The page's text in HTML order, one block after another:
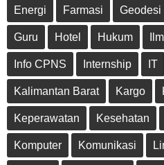
Energi Farmasi Geodesi
Guru Hotel Hukum
Info CPNS Internship IT
Kalimantan Barat Kargo
Keperawatan Kesehatan
Komputer Komunikasi